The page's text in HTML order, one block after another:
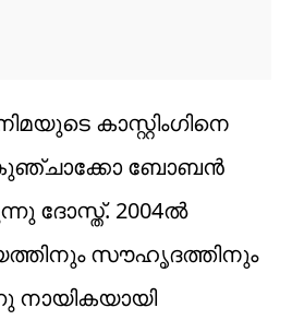
കാസ്റ്റിംഗിനെ
കുഞ്ചാക്കോ ബോബൻ
ദോസ്ത്. 2004ൽ
സൗഹൃദത്തിനും
നായികയായി